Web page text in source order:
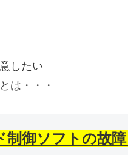
したい
は・・・
制御ソフトの故